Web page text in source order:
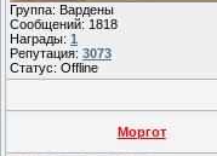
Группа: Вардены
Сообщений: 1818
Награды: 1
Репутация: 3073
Статус: Offline
Моргот